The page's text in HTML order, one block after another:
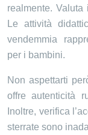
realmente.
Le attività
vendemmia
per i bambini.
Non aspettarti
offre autenticità
Inoltre, verifica
sterrate sono